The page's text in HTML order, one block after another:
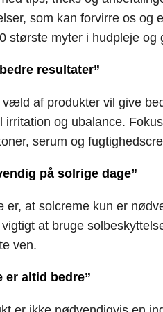
som kan forvirre os
største myter i hudpleje
resultater”
af produkter vil give
irritation og ubalance.
serum og
på solrige dage”
er, at solcreme kun er
at bruge
ven.
er altid bedre”